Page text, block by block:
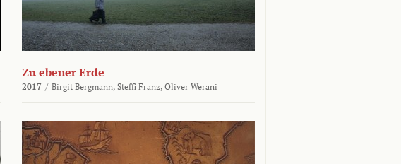
Zu ebener Erde
2017 / Birgit Bergmann, Steffi Franz, Oliver Werani